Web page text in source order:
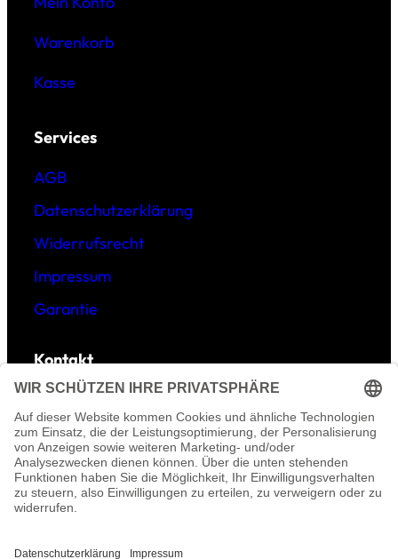
Warenkorb
Kasse
Services
AGB
Datenschutzerklärung
Widerrufsrecht
Impressum
Garantie
Kontakt
E-Mail:info@geoti.de
Tel: 0157-395 996 01
©GEOTI – Fotos & Accessoires-Designs sind